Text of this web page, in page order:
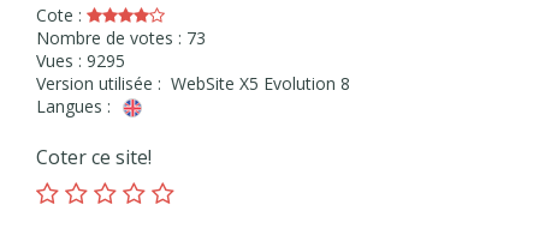
Cote :
Nombre de votes : 73
Vues : 9295
Version utilisée : WebSite X5 Evolution 8
Langues :
Coter ce site!